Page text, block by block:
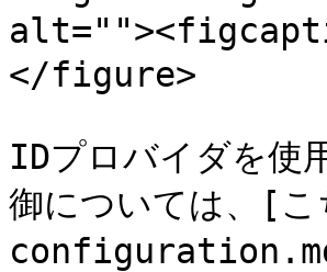
</figure>
IDプロバイダを使
御については、